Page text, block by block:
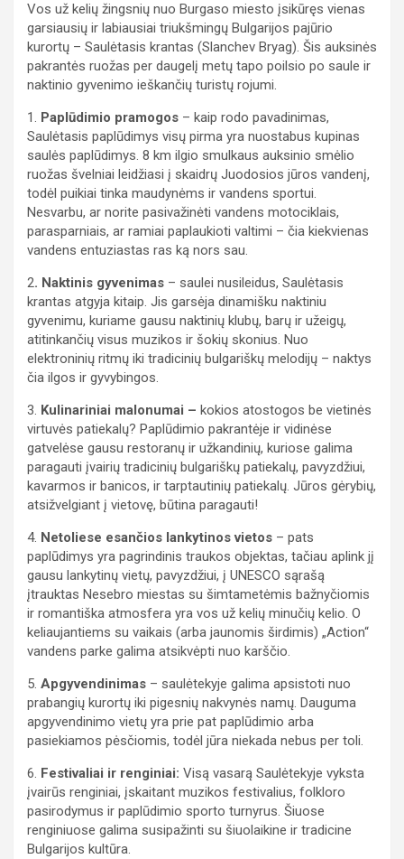
Vos už kelių žingsnių nuo Burgaso miesto įsikūręs vienas
garsiausių ir labiausiai triukšmingų Bulgarijos pajūrio
kurortų – Saulėtasis krantas (Slanchev Bryag). Šis auksinės
pakrantės ruožas per daugelį metų tapo poilsio po saule ir
naktinio gyvenimo ieškančių turistų rojumi.
1. Paplūdimio pramogos – kaip rodo pavadinimas,
Saulėtasis paplūdimys visų pirma yra nuostabus kupinas
saulės paplūdimys. 8 km ilgio smulkaus auksinio smėlio
ruožas švelniai leidžiasi į skaidrų Juodosios jūros vandenį,
todėl puikiai tinka maudynėms ir vandens sportui.
Nesvarbu, ar norite pasivažinėti vandens motociklais,
parasparniais, ar ramiai paplaukioti valtimi – čia kiekvienas
vandens entuziastas ras ką nors sau.
2. Naktinis gyvenimas – saulei nusileidus, Saulėtasis
krantas atgyja kitaip. Jis garsėja dinamišku naktiniu
gyvenimu, kuriame gausu naktinių klubų, barų ir užeigų,
atitinkančių visus muzikos ir šokių skonius. Nuo
elektroninių ritmų iki tradicinių bulgariškų melodijų – naktys
čia ilgos ir gyvybingos.
3. Kulinariniai malonumai – kokios atostogos be vietinės
virtuvės patiekalų? Paplūdimio pakrantėje ir vidinėse
gatvelėse gausu restoranų ir užkandinių, kuriose galima
paragauti įvairių tradicinių bulgariškų patiekalų, pavyzdžiui,
kavarmos ir banicos, ir tarptautinių patiekalų. Jūros gėrybių,
atsižvelgiant į vietovę, būtina paragauti!
4. Netoliese esančios lankytinos vietos – pats
paplūdimys yra pagrindinis traukos objektas, tačiau aplink jį
gausu lankytinų vietų, pavyzdžiui, į UNESCO sąrašą
įtrauktas Nesebro miestas su šimtametėmis bažnyčiomis
ir romantiška atmosfera yra vos už kelių minučių kelio. O
keliaujantiems su vaikais (arba jaunomis širdimis) „Action“
vandens parke galima atsikvėpti nuo karščio.
5. Apgyvendinimas – saulėtekyje galima apsistoti nuo
prabangių kurortų iki pigesnių nakvynės namų. Dauguma
apgyvendinimo vietų yra prie pat paplūdimio arba
pasiekiamos pėsčiomis, todėl jūra niekada nebus per toli.
6. Festivaliai ir renginiai: Visą vasarą Saulėtekyje vyksta
įvairūs renginiai, įskaitant muzikos festivalius, folkloro
pasirodymus ir paplūdimio sporto turnyrus. Šiuose
renginiuose galima susipažinti su šiuolaikine ir tradicine
Bulgarijos kultūra.